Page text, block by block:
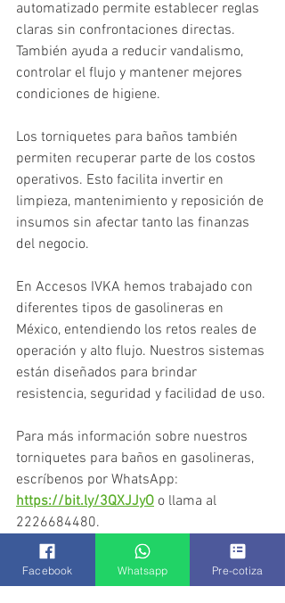
automatizado permite establecer reglas
claras sin confrontaciones directas.
También ayuda a reducir vandalismo,
controlar el flujo y mantener mejores
condiciones de higiene.
Los torniquetes para baños también
permiten recuperar parte de los costos
operativos. Esto facilita invertir en
limpieza, mantenimiento y reposición de
insumos sin afectar tanto las finanzas
del negocio.
En Accesos IVKA hemos trabajado con
diferentes tipos de gasolineras en
México, entendiendo los retos reales de
operación y alto flujo. Nuestros sistemas
están diseñados para brindar
resistencia, seguridad y facilidad de uso.
Para más información sobre nuestros
torniquetes para baños en gasolineras,
escríbenos por WhatsApp:
https://bit.ly/3QXJJyO o llama al
2226684480.
Facebook Whatsapp Pre-cotiza